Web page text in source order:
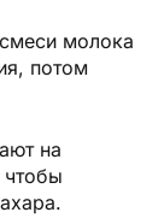
молока
потом
на
чтобы